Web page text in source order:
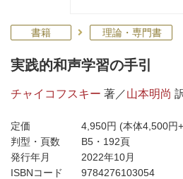
書籍 理論・専門書
実践的和声学習の手引
チャイコフスキー 著／山本明尚
定価 4,950円 (本体4,500円
判型・頁数
B5・192頁
発行年月
2022年10月
ISBNコード
9784276103054